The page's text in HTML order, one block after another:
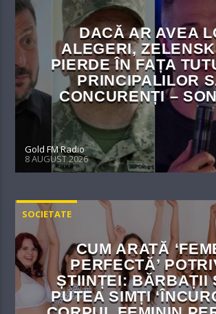
DACĂ AR AVEA
ALEGERI,
PIERDE ÎN FAȚA
PRINCIPALILOR
CONCURENȚI –
Gold FM Radio
8 AUGUST 2026
SOCIETATE
CUM ARATĂ
PERFECTĂ’
ȘTIINȚEI: BĂRBAȚII
PUTEA SIMȚI